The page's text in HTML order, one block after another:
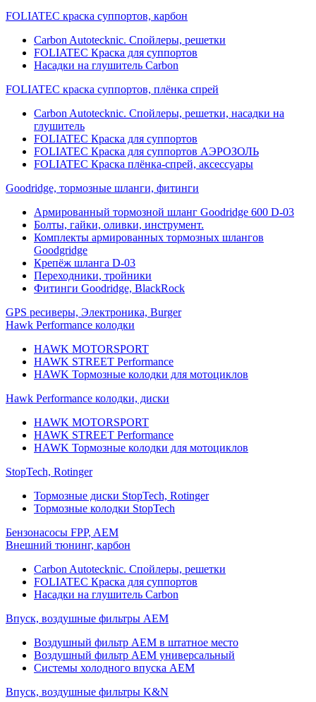
FOLIATEC краска суппортов, карбон
Carbon Autotecknic. Спойлеры, решетки
FOLIATEC Краска для суппортов
Насадки на глушитель Carbon
FOLIATEC краска суппортов, плёнка спрей
Carbon Autotecknic. Спойлеры, решетки, насадки на
глушитель
FOLIATEC Краска для суппортов
FOLIATEC Краска для суппортов АЭРОЗОЛЬ
FOLIATEC Краска плёнка-спрей, аксессуары
Goodridge, тормозные шланги, фитинги
Армированный тормозной шланг Goodridge 600 D-03
Болты, гайки, оливки, инструмент.
Комплекты армированных тормозных шлангов
Goodgridge
Крепёж шланга D-03
Переходники, тройники
Фитинги Goodridge, BlackRock
GPS ресиверы, Электроника, Burger
Hawk Performance колодки
HAWK MOTORSPORT
HAWK STREET Performance
HAWK Тормозные колодки для мотоциклов
Hawk Performance колодки, диски
HAWK MOTORSPORT
HAWK STREET Performance
HAWK Тормозные колодки для мотоциклов
StopTech, Rotinger
Тормозные диски StopTech, Rotinger
Тормозные колодки StopTech
Бензонасосы FPP, AEM
Внешний тюнинг, карбон
Carbon Autotecknic. Спойлеры, решетки
FOLIATEC Краска для суппортов
Насадки на глушитель Carbon
Впуск, воздушные фильтры AEM
Воздушный фильтр AEM в штатное место
Воздушный фильтр AEM универсальный
Системы холодного впуска AEM
Впуск, воздушные фильтры K&N